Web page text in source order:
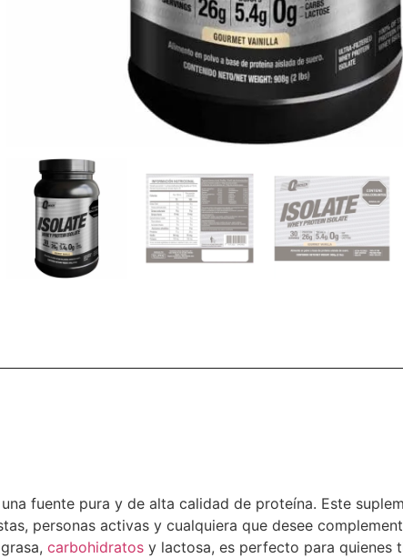
fuente pura y de alta calidad de proteína. Este
personas activas y cualquiera que desee
carbohidratos y lactosa, es perfecto para quienes